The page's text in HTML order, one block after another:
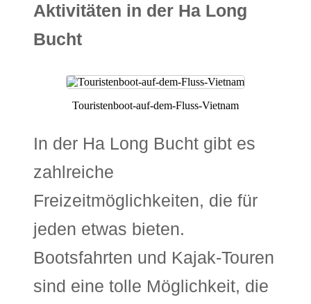
Aktivitäten in der Ha Long
Bucht
Touristenboot-auf-dem-Fluss-Vietnam
In der Ha Long Bucht gibt es
zahlreiche
Freizeitmöglichkeiten, die für
jeden etwas bieten.
Bootsfahrten und Kajak-Touren
sind eine tolle Möglichkeit, die